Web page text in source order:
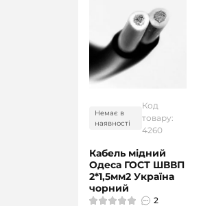
Немає в
наявності
Код
товару:
4260
Кабель мідний
Одеса ГОСТ ШВВП
2*1,5мм2 Україна
чорний
2